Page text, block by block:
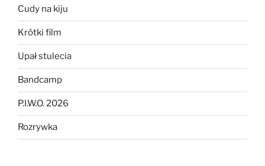
Cudy na kiju
Krótki film
Upał stulecia
Bandcamp
P.I.W.O. 2026
Rozrywka